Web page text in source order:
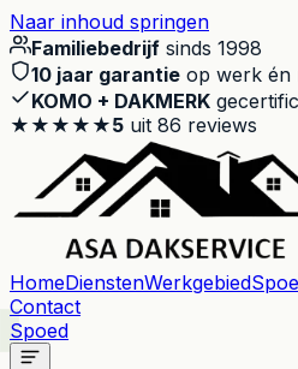
Naar inhoud springen
Familiebedrijf sinds 1998
10 jaar garantie op werk én
KOMO + DAKMERK
★★★★★5 uit 86 reviews
HomeDienstenWerkgebied
Contact
Spoed